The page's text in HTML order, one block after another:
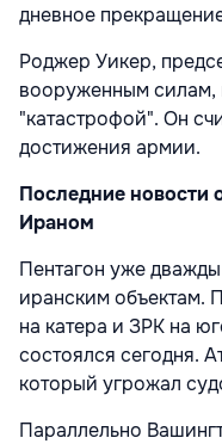
дневное
Роджер Уикер,
вооруженным силам,
"катастрофой". Он
достижения армии.
Последние
Ираном
Пентагон уже
иранским объектам.
на катера и ЗРК на
состоялся сегодня.
который угрожал
Параллельно